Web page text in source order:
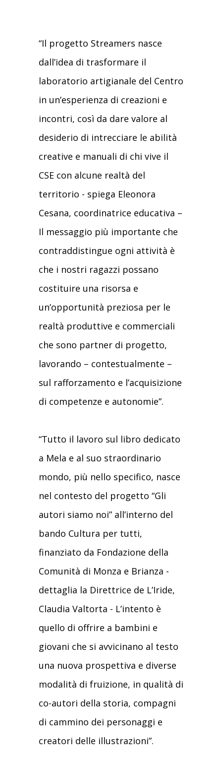
“Il progetto Streamers nasce
dall’idea di trasformare il
laboratorio artigianale del Centro
in un’esperienza di creazioni e
incontri, così da dare valore al
desiderio di intrecciare le abilità
creative e manuali di chi vive il
CSE con alcune realtà del
territorio - spiega Eleonora
Cesana, coordinatrice educativa –
Il messaggio più importante che
contraddistingue ogni attività è
che i nostri ragazzi possano
costituire una risorsa e
un’opportunità preziosa per le
realtà produttive e commerciali
che sono partner di progetto,
lavorando – contestualmente –
sul rafforzamento e l’acquisizione
di competenze e autonomie”.
“Tutto il lavoro sul libro dedicato
a Mela e al suo straordinario
mondo, più nello specifico, nasce
nel contesto del progetto “Gli
autori siamo noi” all’interno del
bando Cultura per tutti,
finanziato da Fondazione della
Comunità di Monza e Brianza -
dettaglia la Direttrice de L’Iride,
Claudia Valtorta - L’intento è
quello di offrire a bambini e
giovani che si avvicinano al testo
una nuova prospettiva e diverse
modalità di fruizione, in qualità di
co-autori della storia, compagni
di cammino dei personaggi e
creatori delle illustrazioni”.